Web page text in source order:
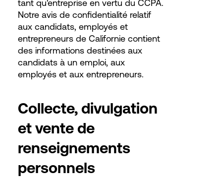
tant qu'entreprise en vertu du CCPA.
Notre avis de confidentialité relatif
aux candidats, employés et
entrepreneurs de Californie contient
des informations destinées aux
candidats à un emploi, aux
employés et aux entrepreneurs.
Collecte, divulgation
et vente de
renseignements
personnels